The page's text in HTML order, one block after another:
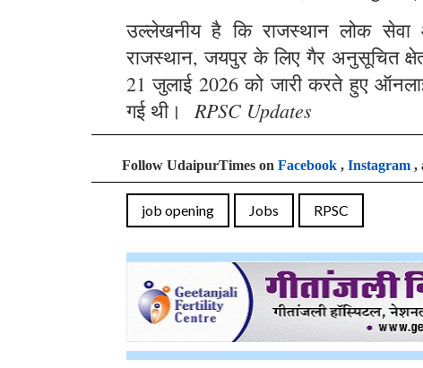
उल्लेखनीय है कि राजस्थान लोक सेवा
राजस्थान, जयपुर के लिए गैर अनुसूचित
21 जुलाई 2026 को जारी करते हुए
गई थी। RPSC Updates
Follow UdaipurTimes on Facebook , Instagram ,
job opening Jobs RPSC